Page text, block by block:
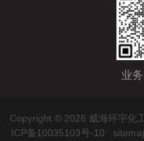
业
Copyright © 2026 威海环宇化
ICP备10035103号-10